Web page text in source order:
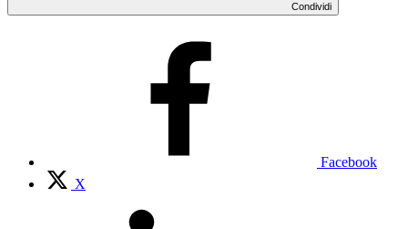
Condividi
Facebook
X